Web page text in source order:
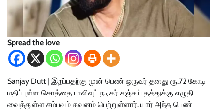
Spread the love
Sanjay Dutt | இறப்பதற்கு முன் பெண் ஒருவர் தனது ரூ.72 கோடி
மதிப்புள்ள சொத்தை பாலிவுட் நடிகர் சஞ்சய் தத்துக்கு எழுதி
வைத்துள்ள சம்பவம் கவனம் பெற்றுள்ளார். யார் அந்த பெண்